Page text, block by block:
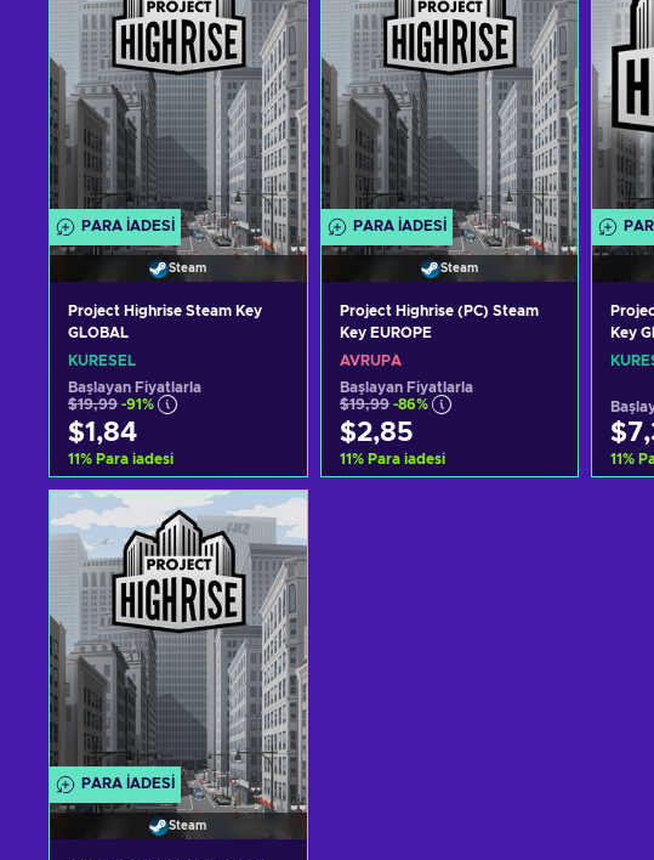
PARA IADESI
Steam
Project Highrise Steam Key
GLOBAL
KÜRESEL
Başlayan Fiyatlarla
$19,99 -91%
$1,84
11% Para iadesi
Sepete ekle
Teklifleri görüntüle
PARA IADESI
Steam
Project Highrise (PC) Steam
Key EUROPE
AVRUPA
Başlayan Fiyatlarla
$19,99 -86%
$2,85
11% Para iadesi
Key
11%
PARA IADESI
Steam